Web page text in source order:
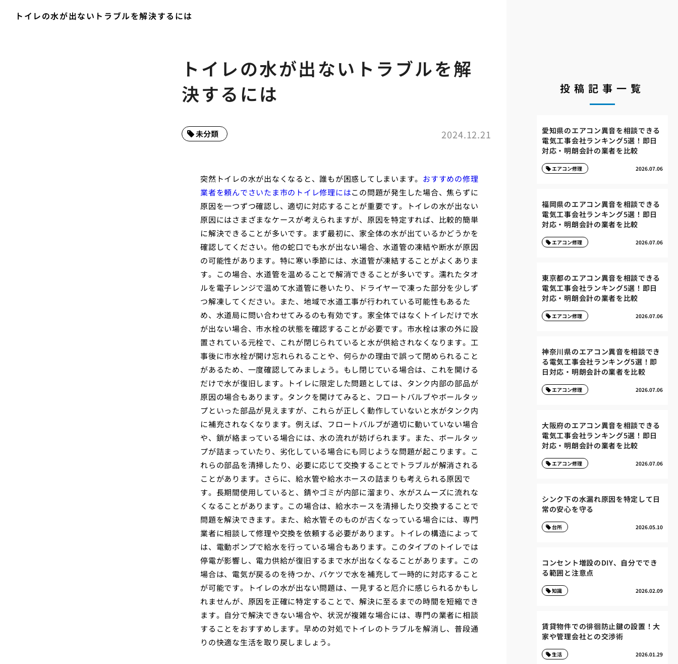
トイレの水が出ないトラブルを解決するには
トイレの水が出ないトラブルを解
決するには
2024.12.21
未分類
突然トイレの水が出なくなると、誰もが困惑してしまいます。 おすすめの修理
業者を頼んでさいたま市のトイレ修理にはこの問題が発生した場合、焦らずに
原因を一つずつ確認し、適切に対応することが重要です。トイレの水が出ない
原因にはさまざまなケースが考えられますが、原因を特定すれば、比較的簡単
に解決できることが多いです。まず最初に、家全体の水が出ているかどうかを
確認してください。他の蛇口でも水が出ない場合、水道管の凍結や断水が原因
の可能性があります。特に寒い季節には、水道管が凍結することがよくありま
す。この場合、水道管を温めることで解消できることが多いです。濡れたタオ
ルを電子レンジで温めて水道管に巻いたり、ドライヤーで凍った部分を少しず
つ解凍してください。また、地域で水道工事が行われている可能性もあるた
め、水道局に問い合わせてみるのも有効です。家全体ではなくトイレだけで水
が出ない場合、市水栓の状態を確認することが必要です。市水栓は家の外に設
置されている元栓で、これが閉じられていると水が供給されなくなります。工
事後に市水栓が開け忘れられることや、何らかの理由で誤って閉められること
があるため、一度確認してみましょう。もし閉じている場合は、これを開ける
だけで水が復旧します。トイレに限定した問題としては、タンク内部の部品が
原因の場合もあります。タンクを開けてみると、フロートバルブやボールタッ
プといった部品が見えますが、これらが正しく動作していないと水がタンク内
に補充されなくなります。例えば、フロートバルブが適切に動いていない場合
や、鎖が絡まっている場合には、水の流れが妨げられます。また、ボールタッ
プが詰まっていたり、劣化している場合にも同じような問題が起こります。こ
れらの部品を清掃したり、必要に応じて交換することでトラブルが解消される
ことがあります。さらに、給水管や給水ホースの詰まりも考えられる原因で
す。長期間使用していると、錆やゴミが内部に溜まり、水がスムーズに流れな
くなることがあります。この場合は、給水ホースを清掃したり交換することで
問題を解決できます。また、給水管そのものが古くなっている場合には、専門
業者に相談して修理や交換を依頼する必要があります。トイレの構造によって
は、電動ポンプで給水を行っている場合もあります。このタイプのトイレでは
停電が影響し、電力供給が復旧するまで水が出なくなることがあります。この
場合は、電気が戻るのを待つか、バケツで水を補充して一時的に対応すること
が可能です。トイレの水が出ない問題は、一見すると厄介に感じられるかもし
れませんが、原因を正確に特定することで、解決に至るまでの時間を短縮でき
ます。自分で解決できない場合や、状況が複雑な場合には、専門の業者に相談
することをおすすめします。早めの対処でトイレのトラブルを解消し、普段通
りの快適な生活を取り戻しましょう。
投稿記事一覧
愛知県のエアコン異音を相談できる
電気工事会社ランキング5選！即日
対応・明朗会計の業者を比較
2026.07.06
エアコン修理
福岡県のエアコン異音を相談できる
電気工事会社ランキング5選！即日
対応・明朗会計の業者を比較
2026.07.06
エアコン修理
東京都のエアコン異音を相談できる
電気工事会社ランキング5選！即日
対応・明朗会計の業者を比較
2026.07.06
エアコン修理
神奈川県のエアコン異音を相談でき
る電気工事会社ランキング5選！即
日対応・明朗会計の業者を比較
2026.07.06
エアコン修理
大阪府のエアコン異音を相談できる
電気工事会社ランキング5選！即日
対応・明朗会計の業者を比較
2026.07.06
エアコン修理
シンク下の水漏れ原因を特定して日
常の安心を守る
2026.05.10
台所
コンセント増設のDIY、自分ででき
る範囲と注意点
2026.02.09
知識
賃貸物件での徘徊防止鍵の設置！大
家や管理会社との交渉術
2026.01.29
生活